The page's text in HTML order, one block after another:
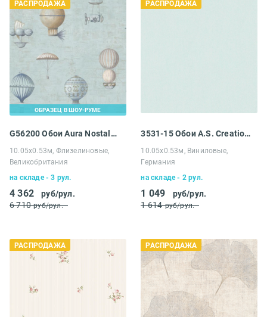
РАСПРОДАЖА
ОБРАЗЕЦ В ШОУ-РУМЕ
G56200 Обои Aura Nostalgie
10.05х0.53м, Флизелиновые,
Великобритания
на складе - 3 рул.
4 362
руб/рул.
6 710 руб/рул.
РАСПРОДАЖА
3531-15 Обои A.S. Creation Распродажа
10.05х0.53м, Виниловые,
Германия
на складе - 2 рул.
1 049
руб/рул.
1 614 руб/рул.
РАСПРОДАЖА РАСПРОДАЖА